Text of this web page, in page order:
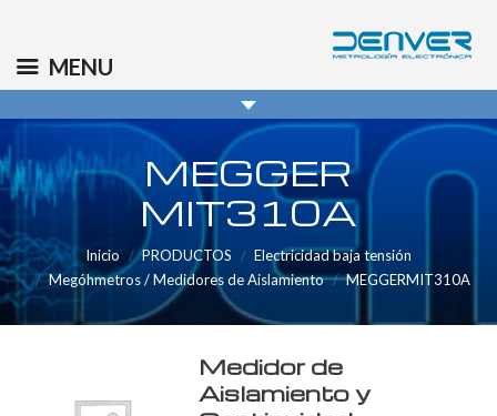
info@denver.es
MEGGER
MIT310A
Inicio PRODUCTOS
Electricidad baja tensión
Megóhmetros / Medidores de Aislamiento
MEGGERMIT310A
Medidor de
Aislamiento y
MENU